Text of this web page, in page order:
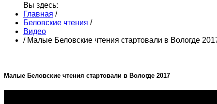
Вы здесь:
Главная /
Беловские чтения /
Видео
/ Малые Беловские чтения стартовали в Вологде
Малые Беловские чтения стартовали в Вологде 2017